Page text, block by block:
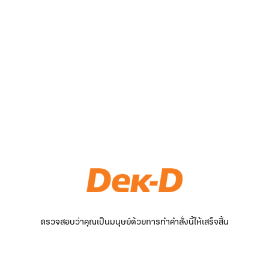
ตรวจสอบว่าคุณเป็นมนุษย์ด้วยการทำคำสั่งนี้ให้เสร็จสิ้น